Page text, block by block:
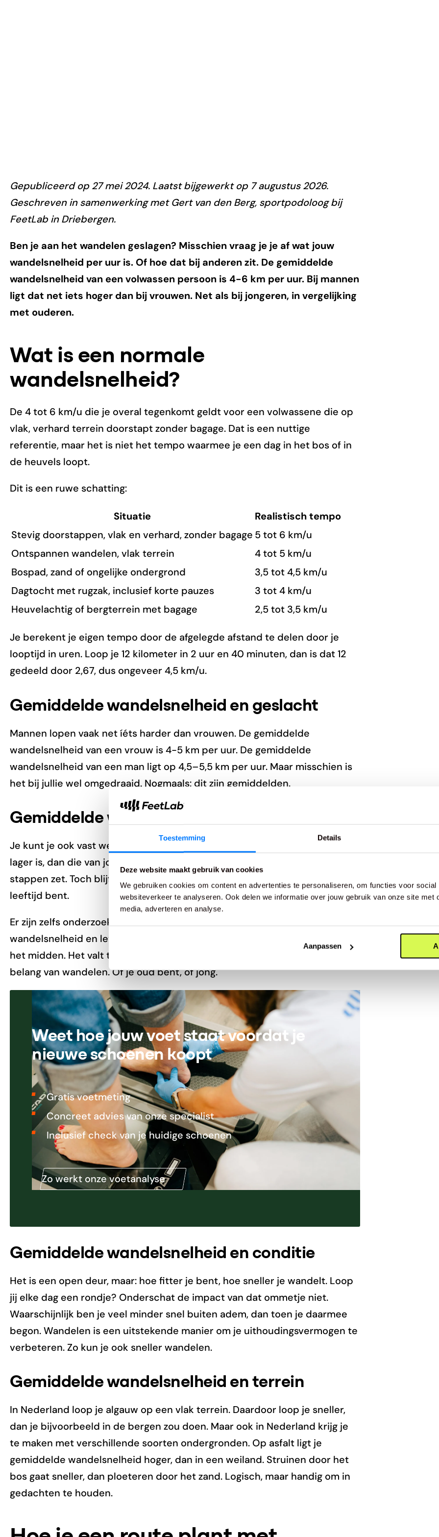
Toestemming Details
Deze website maakt gebruik van cookies
We gebruiken cookies om content en advertenties te personaliseren, om functies voor
websiteverkeer te analyseren. Ook delen we informatie over jouw gebruik van onze site met
media, adverteren en analyse.
Aanpassen
Gepubliceerd op 27 mei 2024. Laatst bijgewerkt op 7 augustus 2026.
Geschreven in samenwerking met Gert van den Berg, sportpodoloog bij
FeetLab in Driebergen.
Ben je aan het wandelen geslagen? Misschien vraag je je af wat jouw
wandelsnelheid per uur is. Of hoe dat bij anderen zit. De gemiddelde
wandelsnelheid van een volwassen persoon is 4-6 km per uur. Bij mannen
ligt dat net iets hoger dan bij vrouwen. Net als bij jongeren, in vergelijking
met ouderen.
Wat is een normale
wandelsnelheid?
De 4 tot 6 km/u die je overal tegenkomt geldt voor een volwassene die op
vlak, verhard terrein doorstapt zonder bagage. Dat is een nuttige
referentie, maar het is niet het tempo waarmee je een dag in het bos of in
de heuvels loopt.
Dit is een ruwe schatting:
Situatie
Realistisch tempo
Stevig doorstappen, vlak en verhard, zonder bagage 5 tot 6 km/u
Ontspannen wandelen, vlak terrein
4 tot 5 km/u
Bospad, zand of ongelijke ondergrond
3,5 tot 4,5 km/u
Dagtocht met rugzak, inclusief korte pauzes
3 tot 4 km/u
Heuvelachtig of bergterrein met bagage
2,5 tot 3,5 km/u
Je berekent je eigen tempo door de afgelegde afstand te delen door je
looptijd in uren. Loop je 12 kilometer in 2 uur en 40 minuten, dan is dat 12
gedeeld door 2,67, dus ongeveer 4,5 km/u.
Gemiddelde wandelsnelheid en geslacht
Mannen lopen vaak net íéts harder dan vrouwen. De gemiddelde
wandelsnelheid van een vrouw is 4-5 km per uur. De gemiddelde
wandelsnelheid van een man ligt op 4,5–5,5 km per uur. Maar misschien is
het bij jullie wel omgedraaid. Nogmaals: dit zijn gemiddelden.
Gemiddelde wandelsnelheid en leeftijd
Je kunt je ook vast wel voorstellen dat de wandelsnelheid van ouderen
lager is, dan die van jongeren. Hoe ouder je wordt, hoe langzamer je je
stappen zet. Toch blijft wandelen van cruciaal belang. Ook, of juist, als je op
leeftijd bent.
Er zijn zelfs onderzoeken die verbanden leggen tussen je gemiddelde
wandelsnelheid en levensverwachting (na je 65
het midden. Het valt te betwisten. Maar het benadrukt in ieder geval het
belang van wandelen. Of je oud bent, of jong.
Weet hoe jouw voet staat voordat je
nieuwe schoenen koopt
Gratis voetmeting
Concreet advies van onze specialist
Inclusief check van je huidige schoenen
Zo werkt onze voetanalyse
Gemiddelde wandelsnelheid en conditie
Het is een open deur, maar: hoe fitter je bent, hoe sneller je wandelt. Loop
jij elke dag een rondje? Onderschat de impact van dat ommetje niet.
Waarschijnlijk ben je veel minder snel buiten adem, dan toen je daarmee
begon. Wandelen is een uitstekende manier om je uithoudingsvermogen te
verbeteren. Zo kun je ook sneller wandelen.
Gemiddelde wandelsnelheid en terrein
In Nederland loop je algauw op een vlak terrein. Daardoor loop je sneller,
dan je bijvoorbeeld in de bergen zou doen. Maar ook in Nederland krijg je
te maken met verschillende soorten ondergronden. Op asfalt ligt je
gemiddelde wandelsnelheid hoger, dan in een weiland. Struinen door het
bos gaat sneller, dan ploeteren door het zand. Logisch, maar handig om in
gedachten te houden.